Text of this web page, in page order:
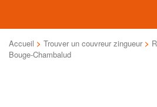
Accueil > Trouver un couvreur zingueur >
Bouge-Chambalud